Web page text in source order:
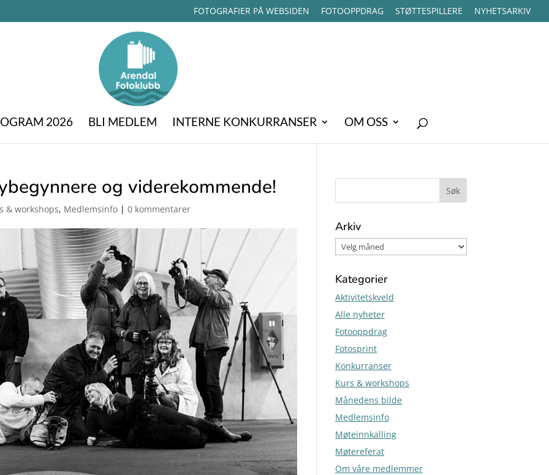
FOTOGRAFIER PÅ WEBSIDEN FOTOOPPDRAG STØTTESPILLERE NYHETSARKIV
2026 BLI MEDLEM INTERNE KONKURRANSER OM OSS
og viderekommende!
& workshops, Medlemsinfo |0 kommentarer
Arkiv
Kategorier
Aktivitetskveld
Alle nyheter
Fotooppdrag
Fotosprint
Konkurranser
Kurs & workshops
Månedens bilde
Medlemsinfo
Møteinnkalling
Møtereferat
Om våre medlemmer